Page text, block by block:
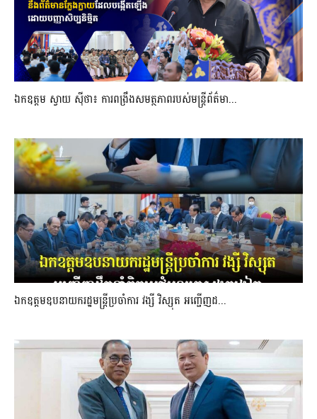
ឯកឧត្តម ស្វាយ ស៊ីថា៖ ការពង្រឹងសមត្ថភាពរបស់មន្ត្រីព័ត៌មា...
ឯកឧត្តមឧបនាយករដ្ឋមន្រ្តីប្រចាំការ វង្សី វិស្សុត អញ្ជើញដ...